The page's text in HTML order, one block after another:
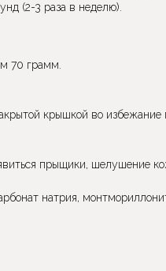
(2-3 раза в неделю).
70 грамм.
крышкой во избежание
прыщики, шелушение
натрия,